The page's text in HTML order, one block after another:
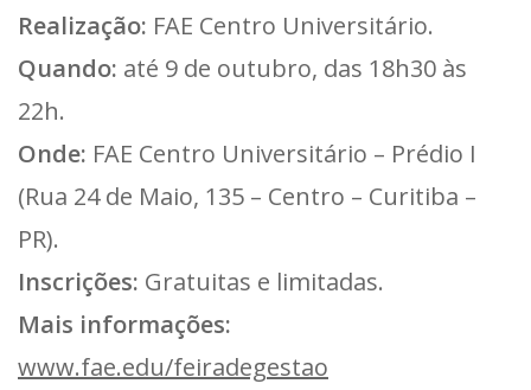
Realização: FAE Centro Universitário.
Quando: até 9 de outubro, das 18h30 às
22h.
Onde: FAE Centro Universitário – Prédio I
(Rua 24 de Maio, 135 – Centro – Curitiba –
PR).
Inscrições: Gratuitas e limitadas.
Mais informações:
www.fae.edu/feiradegestao